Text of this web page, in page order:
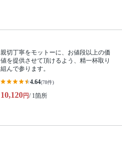
親切丁寧をモットーに、お値段以上の価
値を提供させて頂けるよう、精一杯取り
組んで参ります。
4.64(78件)
10,120円/ 1箇所